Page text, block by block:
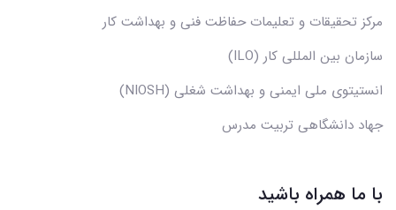
مرکز تحقیقات و تعلیمات حفاظت فنی و بهداشت کار
سازمان بین المللی کار (ILO)
انستیتوی ملی ایمنی و بهداشت شغلی (NIOSH)
جهاد دانشگاهی تربیت مدرس
با ما همراه باشید